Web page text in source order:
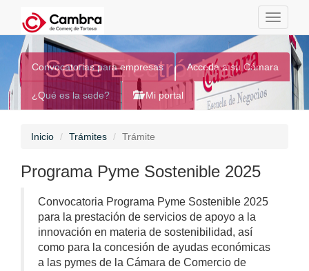
Toggle
Sede Electrónica
Convocatorias para empresas Acceda a su Cámara
¿Qué es la sede? Mi portal
Inicio Trámites Trámite
Programa Pyme Sostenible 2025
Convocatoria Programa Pyme Sostenible 2025
para la prestación de servicios de apoyo a la
innovación en materia de sostenibilidad, así
como para la concesión de ayudas económicas
a las pymes de la Cámara de Comercio de